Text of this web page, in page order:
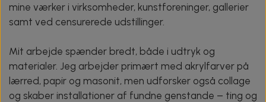
mine værker i virksomheder, kunstforeninger, gallerier
samt ved censurerede udstillinger.
Mit arbejde spænder bredt, både i udtryk og
materialer. Jeg arbejder primært med akrylfarver på
lærred, papir og masonit, men udforsker også collage
og skaber installationer af fundne genstande – ting og